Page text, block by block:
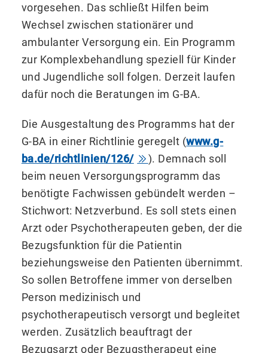
vorgesehen. Das schließt Hilfen beim
Wechsel zwischen stationärer und
ambulanter Versorgung ein. Ein Programm
zur Komplexbehandlung speziell für Kinder
und Jugendliche soll folgen. Derzeit laufen
dafür noch die Beratungen im G-BA.
Die Ausgestaltung des Programms hat der
G-BA in einer Richtlinie geregelt (www.g-
ba.de/richtlinien/126/
). Demnach soll
beim neuen Versorgungsprogramm das
benötigte Fachwissen gebündelt werden –
Stichwort: Netzverbund. Es soll stets einen
Arzt oder Psychotherapeuten geben, der die
Bezugsfunktion für die Patientin
beziehungsweise den Patienten übernimmt.
So sollen Betroffene immer von derselben
Person medizinisch und
psychotherapeutisch versorgt und begleitet
werden. Zusätzlich beauftragt der
Bezugsarzt oder Bezugstherapeut eine